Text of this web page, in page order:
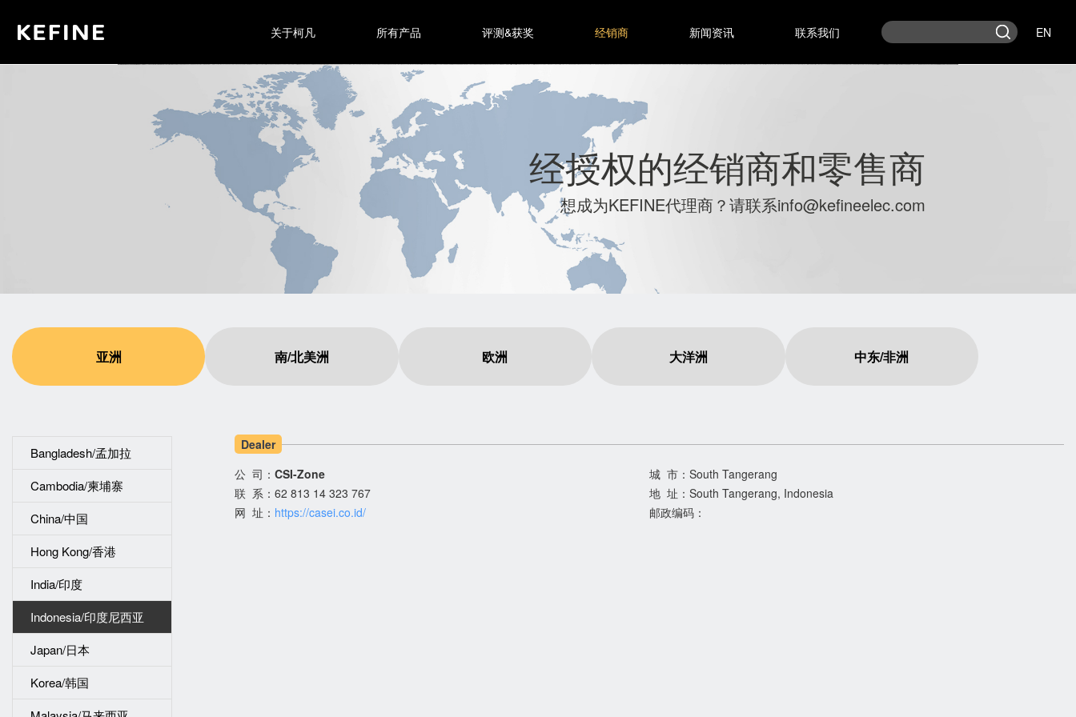
关于柯凡 所有产品 评测&获奖 经销商 新闻资讯 联系我们 EN
经授权的经销商和零售商
想成为KEFINE代理商？请联系info@kefineelec.com
亚洲 南/北美洲 欧洲 大洋洲 中东/非洲
Bangladesh/孟加拉
Cambodia/柬埔寨
China/中国
Hong Kong/香港
India/印度
Indonesia/印度尼西亚
Japan/日本
Korea/韩国
Dealer
公 司： CSI-Zone
联 系：62 813 14 323 767
网 址： https://casei.co.id/
城 市：South Tangerang
地 址：South Tangerang, Indonesia
邮政编码：